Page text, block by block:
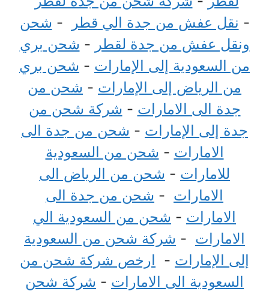
- نقل عفش من جدة الي قطر - شحن
ونقل عفش من جدة لقطر - شحن بري
من السعودية إلى الإمارات - شحن بري
من الرياض إلى الإمارات - شحن من
جدة الى الامارات - شركة شحن من
جدة إلى الإمارات - شحن من جدة الى
الامارات - شحن من السعودية
للامارات - شحن من الرياض الى
الامارات - شحن من جدة الى
الامارات - شحن من السعودية الي
الامارات - شركة شحن من السعودية
إلى الإمارات - ارخص شركة شحن من
السعودية الى الامارات - شركة شحن